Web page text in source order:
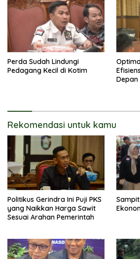
Perda Sudah Lindungi
Pedagang Kecil di Kotim
Depan
Rekomendasi untuk kamu
Politikus Gerindra Ini Puji PKS
yang Naikkan Harga Sawit
Sesuai Arahan Pemerintah